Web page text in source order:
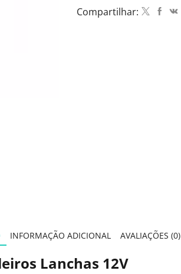
Compartilhar:
INFORMAÇÃO ADICIONAL AVALIAÇÕES (0)
Lanchas 12V